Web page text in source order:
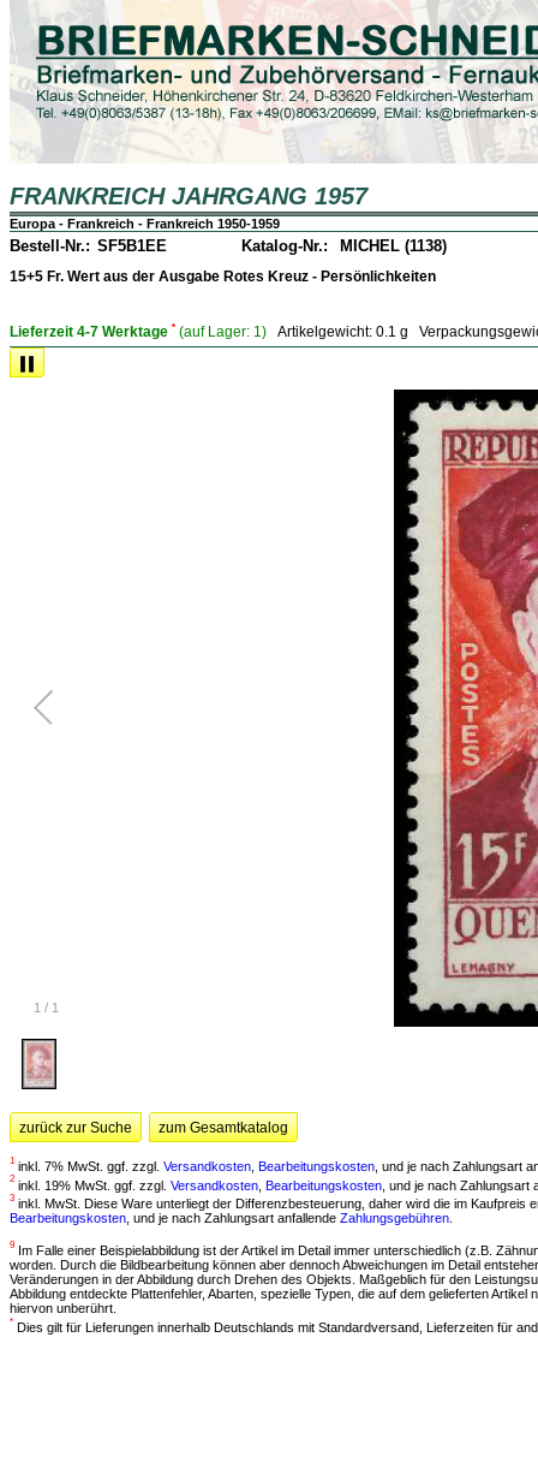
FRANKREICH JAHRGANG 1957
Europa - Frankreich - Frankreich 1950-1959
Bestell-Nr.: SF5B1EE Katalog-Nr.: MICHEL (1138)
15+5 Fr. Wert aus der Ausgabe Rotes Kreuz - Persönlichkeiten
Lieferzeit 4-7 Werktage * (auf Lager: 1) Artikelgewicht: 0.1 g
1 / 1
zurück zur Suche zum Gesamtkatalog
1 inkl. 7% MwSt. ggf. zzgl. Versandkosten Bearbeitungskosten , und je nach Zahlungsart
2 inkl. 19% MwSt. ggf. zzgl. Versandkosten Bearbeitungskosten , und je nach Zahlungsart
3 inkl. MwSt. Diese Ware unterliegt der Differenzbesteuerung, daher wird die im
Bearbeitungskosten , und je nach Zahlungsart anfallende Zahlungsgebühren
9
Im Falle einer Beispielabbildung ist der Artikel im Detail immer unterschiedlich (z.B.
worden. Durch die Bildbearbeitung können aber dennoch Abweichungen im Detail
Veränderungen in der Abbildung durch Drehen des Objekts. Maßgeblich für den
Abbildung entdeckte Plattenfehler, Abarten, spezielle Typen, die auf dem gelieferten
hiervon unberührt.
* Dies gilt für Lieferungen innerhalb Deutschlands mit Standardversand, Lieferzeiten für